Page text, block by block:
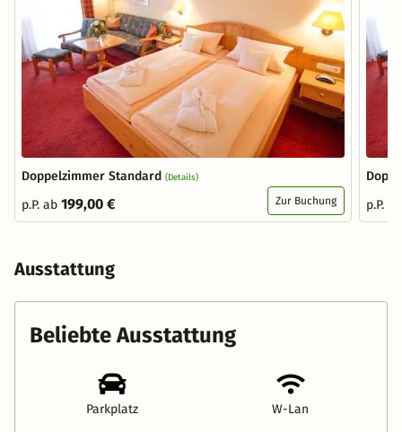
Doppelzimmer Standard (Details)
p.P. ab 199,00 € Zur Buchung
p.P.
Ausstattung
Beliebte Ausstattung
Parkplatz W-Lan